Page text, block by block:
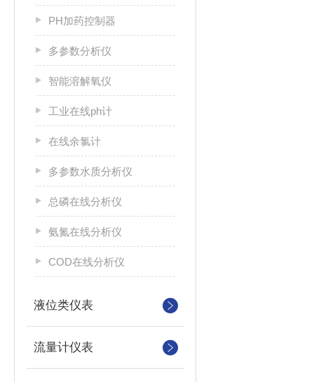
PH加药控制器
多参数分析仪
智能溶解氧仪
工业在线ph计
在线余氯计
多参数水质分析仪
总磷在线分析仪
氨氮在线分析仪
COD在线分析仪
液位类仪表
流量计仪表